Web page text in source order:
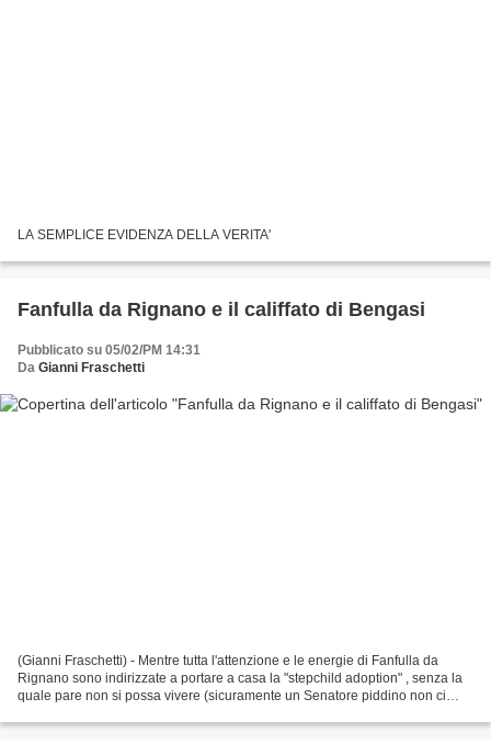
LA SEMPLICE EVIDENZA DELLA VERITA'
Fanfulla da Rignano e il califfato di Bengasi
Pubblicato su 05/02/PM 14:31
Da Gianni Fraschetti
(Gianni Fraschetti) - Mentre tutta l'attenzione e le energie di Fanfulla da
Rignano sono indirizzate a portare a casa la "stepchild adoption" , senza la
quale pare non si possa vivere (sicuramente un Senatore piddino non ci